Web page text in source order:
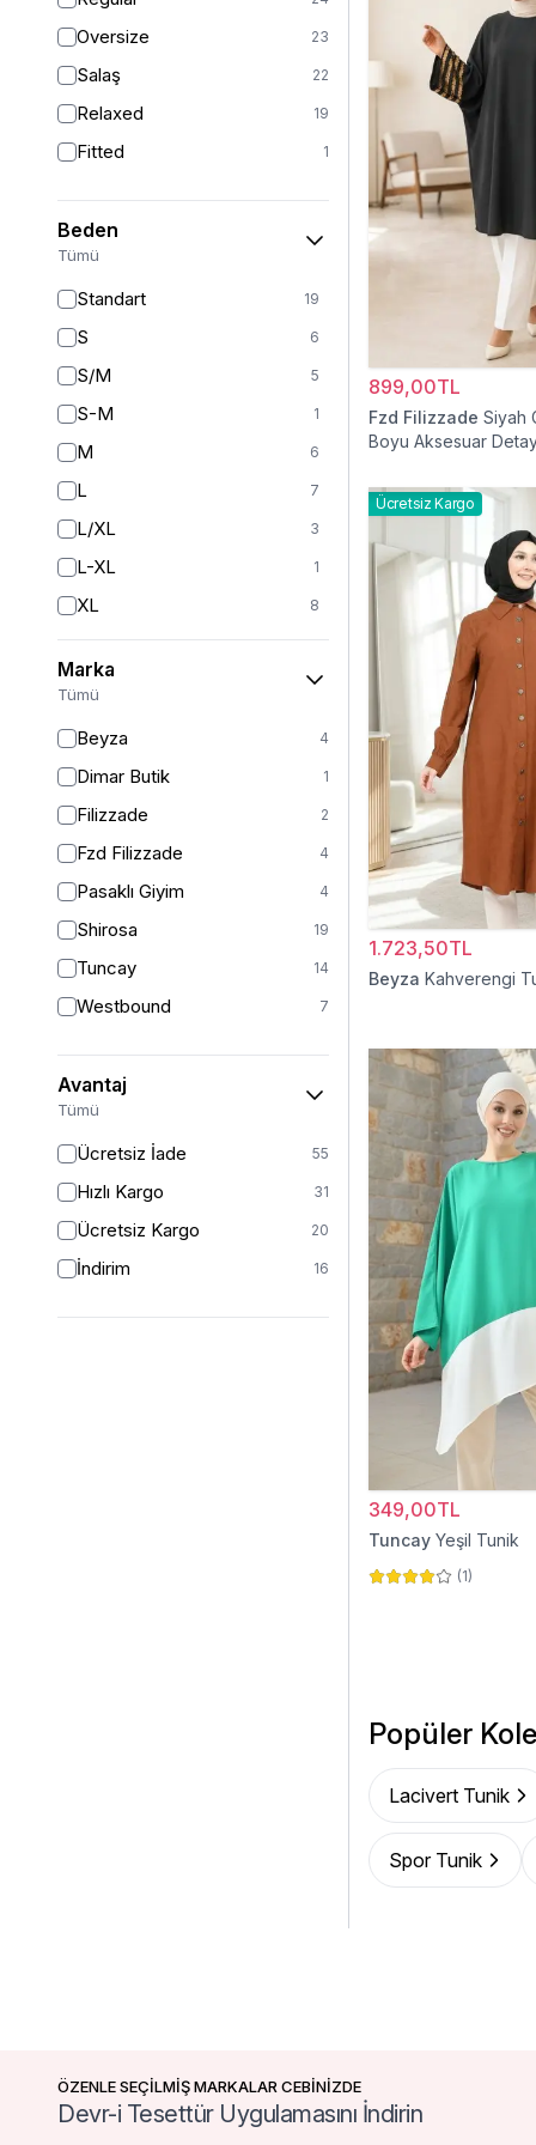
Oversize 23
Salaş 22
Relaxed 19
Fitted 1
Beden
Tümü
Standart 19
S 6
S/M 5
S-M 1
M 6
L 7
L/XL 3
L-XL 1
XL 8
2XL 7
XXLLNG 1
46 7
46/48
48
50
Marka
Tümü
Beyza 4
Dimar Butik 1
Filizzade 2
Fzd Filizzade 4
Pasaklı Giyim 4
Shirosa 19
Tuncay 14
Westbound 7
Avantaj
Tümü
Ücretsiz İade 55
Hızlı Kargo 31
Ücretsiz Kargo 20
İndirim 16
899,00TL
Fzd Filizzade Siyah
Boyu Aksesuar
Ücretsiz Kargo
1.723,50TL
Beyza Kahverengi
349,00TL
Tuncay Yeşil Tunik
(1)
Popüler
Lacivert Tunik
Spor Tunik
ÖZENLE SEÇİLMİŞ MARKALAR CEBİNİZDE
Devr-i Tesettür Uygulamasını İndirin